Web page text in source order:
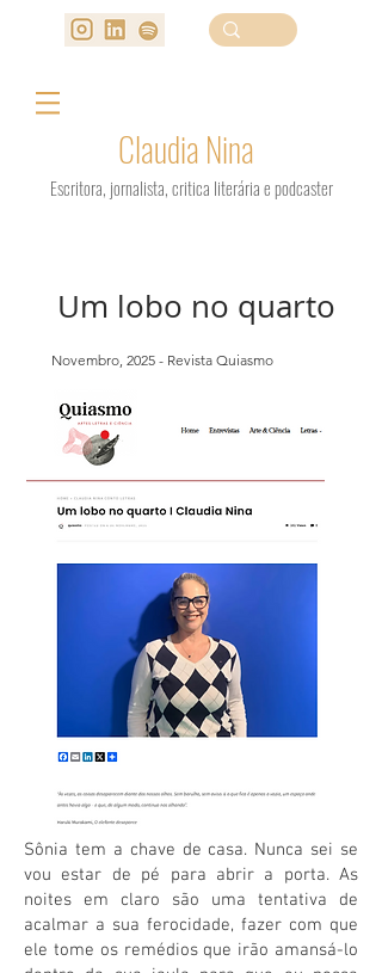
Claudia Nina
Escritora, jornalista, critica literária e podcaster
Um lobo no quarto
Novembro, 2025 - Revista Quiasmo
Sônia tem a chave de casa. Nunca sei se
vou estar de pé para abrir a porta. As
noites em claro são uma tentativa de
acalmar a sua ferocidade, fazer com que
ele tome os remédios que irão amansá-lo